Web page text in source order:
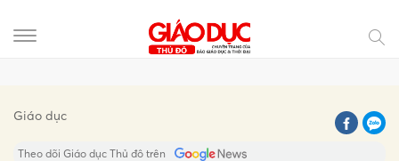
Giáo dục
Theo dõi Giáo dục Thủ đô trên